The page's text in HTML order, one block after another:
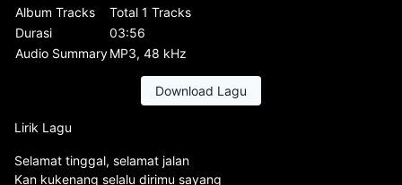
Album Tracks
Total 1 Tracks
Durasi
03:56
Audio SummaryMP3, 48 kHz
Download Lagu
Lirik Lagu
Selamat tinggal, selamat jalan
Kan kukenang selalu dirimu sayang